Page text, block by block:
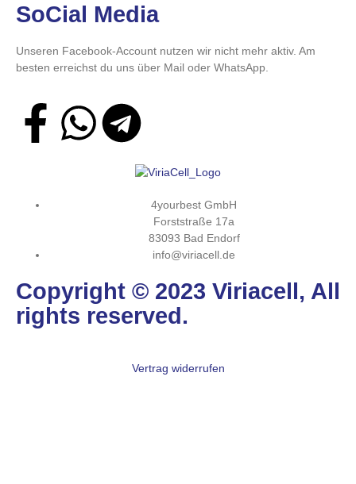
SoCial Media
Unseren Facebook-Account nutzen wir nicht mehr aktiv. Am
besten erreichst du uns über Mail oder WhatsApp.
4yourbest GmbH
Forststraße 17a
83093 Bad Endorf
info@viriacell.de
Copyright © 2023 Viriacell, All
rights reserved.
Vertrag widerrufen